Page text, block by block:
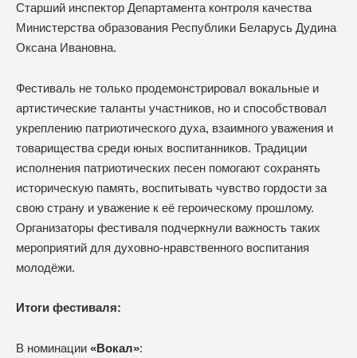
Старший инспектор Департамента контроля качества
Министерства образования Республики Беларусь Дудина
Оксана Ивановна.
Фестиваль не только продемонстрировал вокальные и
артистические таланты участников, но и способствовал
укреплению патриотического духа, взаимного уважения и
товарищества среди юных воспитанников. Традиции
исполнения патриотических песен помогают сохранять
историческую память, воспитывать чувство гордости за
свою страну и уважение к её героическому прошлому.
Организаторы фестиваля подчеркнули важность таких
мероприятий для духовно-нравственного воспитания
молодёжи.
Итоги фестиваля:
В номинации «Вокал»: